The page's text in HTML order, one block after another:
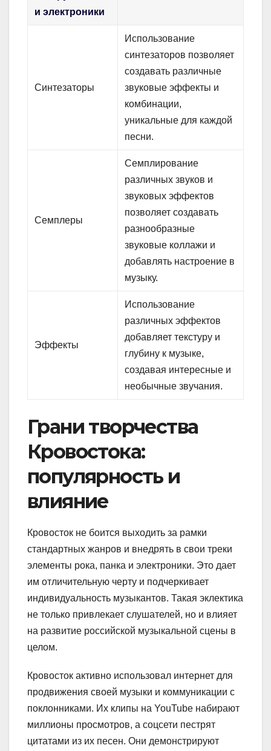
и электроники
Синтезаторы
Использование
синтезаторов позволяет
создавать различные
звуковые эффекты и
комбинации,
уникальные для каждой
песни.
Семплеры
Семплирование
различных звуков и
звуковых эффектов
позволяет создавать
разнообразные
звуковые коллажи и
добавлять настроение в
музыку.
Эффекты
Использование
различных эффектов
добавляет текстуру и
глубину к музыке,
создавая интересные и
необычные звучания.
Грани творчества
Кровостока:
популярность и
влияние
Кровосток не боится выходить за рамки
стандартных жанров и внедрять в свои треки
элементы рока, панка и электроники. Это дает
им отличительную черту и подчеркивает
индивидуальность музыкантов. Такая эклектика
не только привлекает слушателей, но и влияет
на развитие российской музыкальной сцены в
целом.
Кровосток активно использовал интернет для
продвижения своей музыки и коммуникации с
поклонниками. Их клипы на YouTube набирают
миллионы просмотров, а соцсети пестрят
цитатами из их песен. Они демонстрируют